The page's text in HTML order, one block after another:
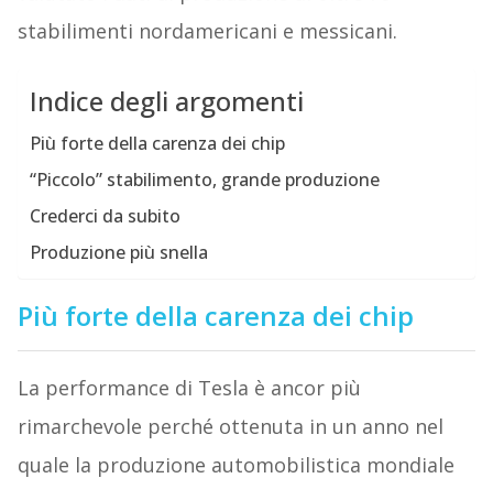
stabilimenti nordamericani e messicani.
Indice degli argomenti
Più forte della carenza dei chip
“Piccolo” stabilimento, grande produzione
Crederci da subito
Produzione più snella
Più forte della carenza dei chip
La performance di Tesla è ancor più
rimarchevole perché ottenuta in un anno nel
quale la produzione automobilistica mondiale